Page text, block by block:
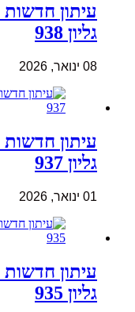
עיתון
גליון 938
08 ינואר, 2026
עיתון
גליון 937
01 ינואר, 2026
עיתון
גליון 935